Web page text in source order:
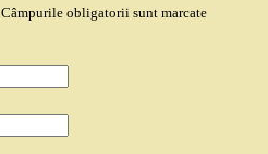
Câmpurile obligatorii sunt marcate